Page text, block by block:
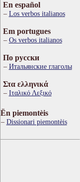
En español
Los verbos italianos
Em portugues
Os verbos italianos
По русски
Итальянские глаголы
Στα ελληνικά
Ιταλικό Λεξικό
Ën piemontèis
Dissionari piemontèis